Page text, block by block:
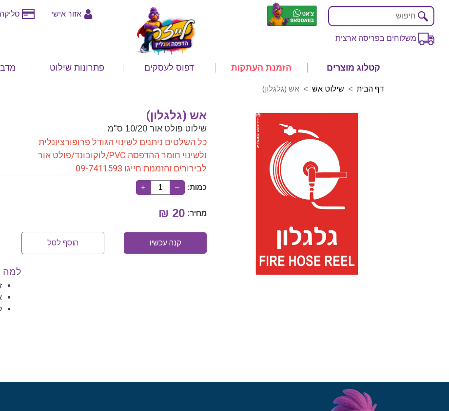
משלוחים בפריסה ארצית
אזור אישי
קטלוג מוצרים הזמנת העתקות דפוס לעסקים פתרונות שילוט
דף הבית שילוט אש אש (גלגלון)
אש (גלגלון)
שילוט פולט אור 10/20 ס"מ
כל השלטים ניתנים לשינוי הגודל פרופורציונלית
ולשינוי חומר ההדפסה PVC/לוקובונד/פולט אור
לבירורים והזמנות חייגו 09-7411593
כמות: –
+
מחיר: 20
₪
קנה עכשיו הוסף לסל
למה